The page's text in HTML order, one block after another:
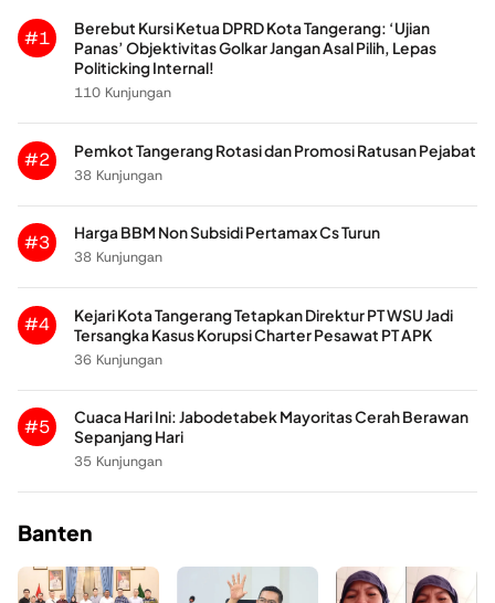
#1
Berebut Kursi Ketua DPRD Kota Tangerang: ‘Ujian
Panas’ Objektivitas Golkar Jangan Asal Pilih, Lepas
Politicking Internal!
110 Kunjungan
#2
Pemkot Tangerang Rotasi dan Promosi Ratusan Pejabat
38 Kunjungan
#3
Harga BBM Non Subsidi Pertamax Cs Turun
38 Kunjungan
#4
Kejari Kota Tangerang Tetapkan Direktur PT WSU Jadi
Tersangka Kasus Korupsi Charter Pesawat PT APK
36 Kunjungan
#5
Cuaca Hari Ini: Jabodetabek Mayoritas Cerah Berawan
Sepanjang Hari
35 Kunjungan
Banten